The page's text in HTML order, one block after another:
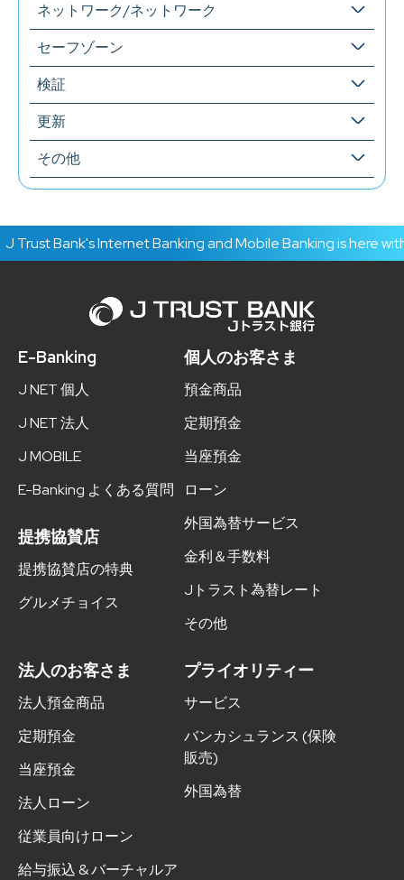
ネットワーク/ネットワーク
セーフゾーン
検証
更新
その他
Bank's Internet Banking and Mobile Banking is here
E-Banking
J NET 個人
J NET 法人
J MOBILE
E-Banking よくある質問
提携協賛店
提携協賛店の特典
グルメチョイス
個人のお客さま
預金商品
定期預金
当座預金
ローン
外国為替サービス
金利＆手数料
Jトラスト為替レート
その他
法人のお客さま
法人預金商品
定期預金
当座預金
法人ローン
従業員向けローン
給与振込 & バーチャルア
プライオリティー
サービス
バンカシュランス (保険
販売)
外国為替